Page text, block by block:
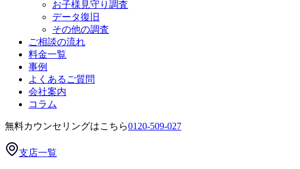
お子様見守り調査
データ復旧
その他の調査
ご相談の流れ
料金一覧
事例
よくあるご質問
会社案内
コラム
無料カウンセリングはこちら0120-509-027
支店一覧